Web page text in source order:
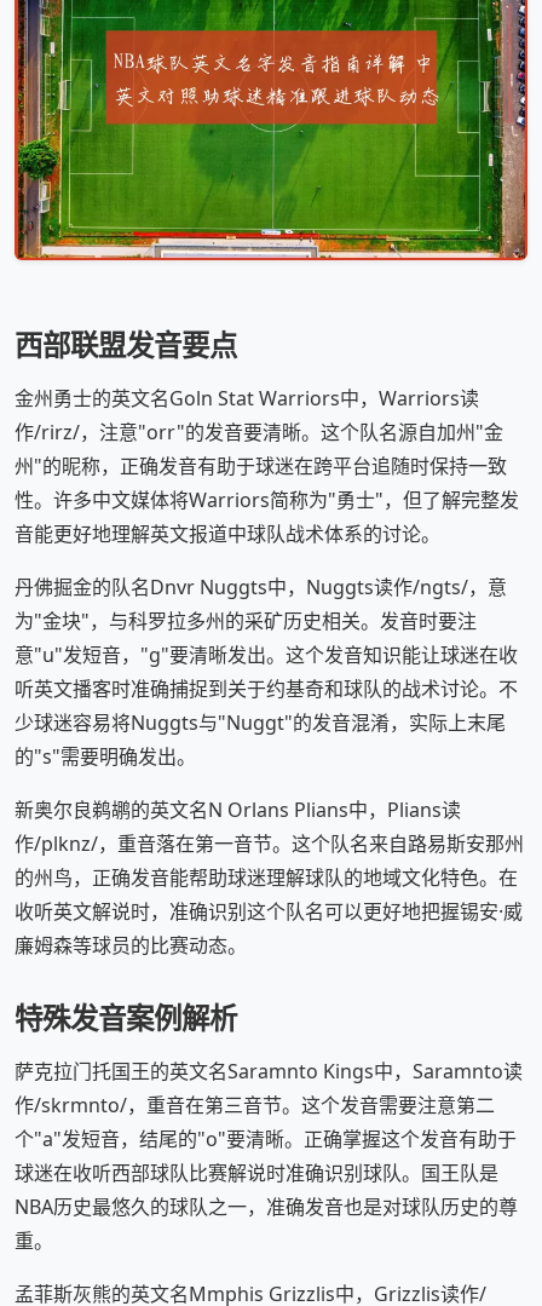
西部联盟发音要点
金州勇士的英文名Goln Stat Warriors中，Warriors读
作/rirz/，注意"orr"的发音要清晰。这个队名源自加州"金
州"的昵称，正确发音有助于球迷在跨平台追随时保持一致
性。许多中文媒体将Warriors简称为"勇士"，但了解完整发
音能更好地理解英文报道中球队战术体系的讨论。
丹佛掘金的队名Dnvr Nuggts中，Nuggts读作/nɡts/，意
为"金块"，与科罗拉多州的采矿历史相关。发音时要注
意"u"发短音，"g"要清晰发出。这个发音知识能让球迷在收
听英文播客时准确捕捉到关于约基奇和球队的战术讨论。不
少球迷容易将Nuggts与"Nuggt"的发音混淆，实际上末尾
的"s"需要明确发出。
新奥尔良鹈鹕的英文名N Orlans Plians中，Plians读
作/plknz/，重音落在第一音节。这个队名来自路易斯安那州
的州鸟，正确发音能帮助球迷理解球队的地域文化特色。在
收听英文解说时，准确识别这个队名可以更好地把握锡安·威
廉姆森等球员的比赛动态。
特殊发音案例解析
萨克拉门托国王的英文名Saramnto Kings中，Saramnto读
作/skrmnto/，重音在第三音节。这个发音需要注意第二
个"a"发短音，结尾的"o"要清晰。正确掌握这个发音有助于
球迷在收听西部球队比赛解说时准确识别球队。国王队是
NBA历史最悠久的球队之一，准确发音也是对球队历史的尊
重。
孟菲斯灰熊的英文名Mmphis Grizzlis中，Grizzlis读作/